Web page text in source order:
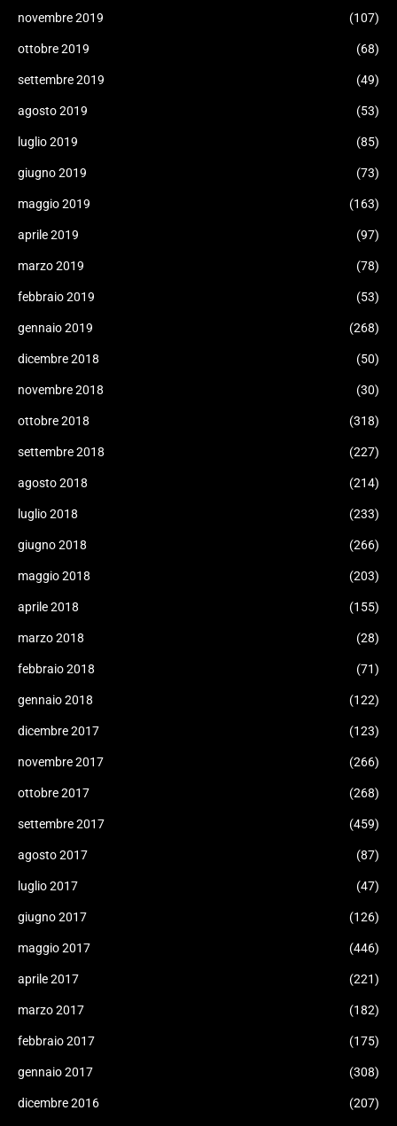
novembre 2019 (107)
ottobre 2019 (68)
settembre 2019 (49)
agosto 2019 (53)
luglio 2019 (85)
giugno 2019 (73)
maggio 2019 (163)
aprile 2019 (97)
marzo 2019 (78)
febbraio 2019 (53)
gennaio 2019 (268)
dicembre 2018 (50)
novembre 2018 (30)
ottobre 2018 (318)
settembre 2018 (227)
agosto 2018 (214)
luglio 2018 (233)
giugno 2018 (266)
maggio 2018 (203)
aprile 2018 (155)
marzo 2018 (28)
febbraio 2018 (71)
gennaio 2018 (122)
dicembre 2017 (123)
novembre 2017 (266)
ottobre 2017 (268)
settembre 2017 (459)
agosto 2017 (87)
luglio 2017 (47)
giugno 2017 (126)
maggio 2017 (446)
aprile 2017 (221)
marzo 2017 (182)
febbraio 2017 (175)
gennaio 2017 (308)
dicembre 2016 (207)